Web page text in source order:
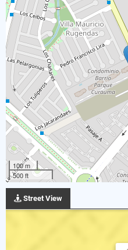
100 m
500 ft
Street View